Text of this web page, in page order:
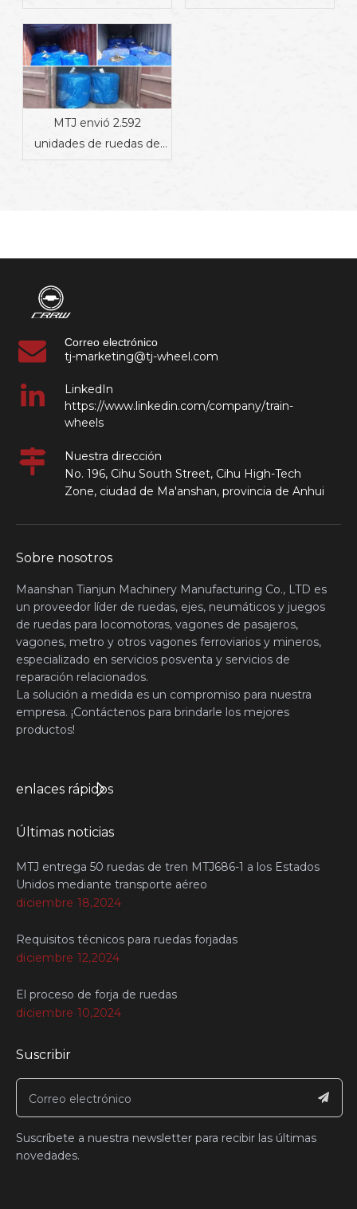
MTJ envió 2.592
unidades de ruedas de
Correo electrónico
tj-marketing@tj-wheel.com
LinkedIn
https://www.linkedin.com/company/train-
wheels
Nuestra dirección
No. 196, Cihu South Street, Cihu High-Tech
Zone, ciudad de Ma'anshan, provincia de Anhui
Sobre nosotros
Maanshan Tianjun Machinery Manufacturing Co., LTD es
un proveedor líder de ruedas, ejes, neumáticos y juegos
de ruedas para locomotoras, vagones de pasajeros,
vagones, metro y otros vagones ferroviarios y mineros,
especializado en servicios posventa y servicios de
reparación relacionados.
La solución a medida es un compromiso para nuestra
empresa. ¡Contáctenos para brindarle los mejores
productos!
enlaces rápidos
Últimas noticias
MTJ entrega 50 ruedas de tren MTJ686-1 a los Estados
Unidos mediante transporte aéreo
diciembre 18,2024
Requisitos técnicos para ruedas forjadas
diciembre 12,2024
El proceso de forja de ruedas
diciembre 10,2024
Suscribir
Suscríbete a nuestra newsletter para recibir las últimas
novedades.